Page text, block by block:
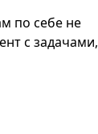
по себе не
с задачами,